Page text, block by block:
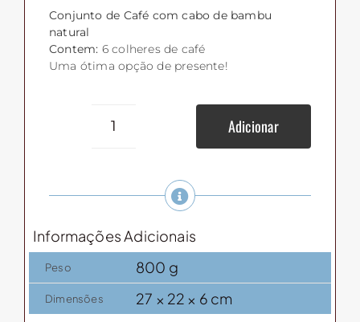
Conjunto de Café com cabo de bambu
natural
Contem: 6 colheres de café
Uma ótima opção de presente!
Conjunto
pcs)
Adicionar
Informações Adicionais
Peso 800 g
Dimensões 27 × 22 × 6 cm